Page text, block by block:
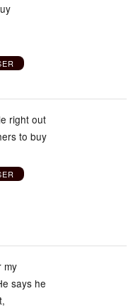
right out
to buy
my
says he